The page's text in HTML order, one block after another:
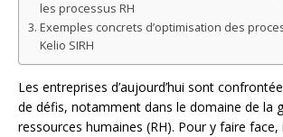
les processus RH
Exemples concrets d’optimisation des
Kelio SIRH
Les entreprises d’aujourd’hui sont
de défis, notamment dans le domaine de la
ressources humaines (RH). Pour y faire